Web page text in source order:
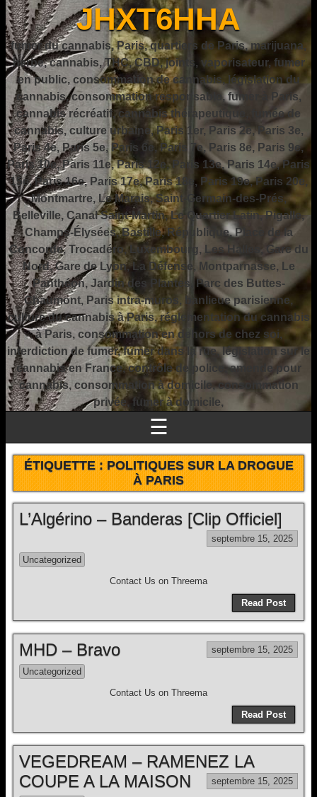
JHXT6HHA
fumer du cannabis, Paris, quartiers de Paris, marijuana,
herbe, cannabis, THC, CBD, joints, vaporisateur, fumer
en public, consommation de cannabis, législation du
cannabis, consommation responsable, fumer à Paris,
cannabis récréatif, cannabis thérapeutique, fumée de
cannabis, culture urbaine, Paris 1er, Paris 2e, Paris 3e,
Paris 4e, Paris 5e, Paris 6e, Paris 7e, Paris 8e, Paris 9e,
Paris 10e, Paris 11e, Paris 12e, Paris 13e, Paris 14e, Paris
15e, Paris 16e, Paris 17e, Paris 18e, Paris 19e, Paris 20e,
Montmartre, Le Marais, Saint-Germain-des-Prés,
Belleville, Canal Saint-Martin, Le Quartier Latin, Pigalle,
Champs-Élysées, Bastille, République, Place de la
Concorde, Trocadéro, Luxembourg, Les Halles, Gare du
Nord, Gare de Lyon, La Défense, Montparnasse, Le
Panthéon, Jardin des Plantes, Parc des Buttes-
Chaumont, Paris intra-muros, banlieue parisienne,
culture du cannabis à Paris, réglementation du cannabis
à Paris, consommation en dehors de chez soi,
interdiction de fumer, fumer dans la rue, législation sur le
cannabis en France, contrôle de police, amende pour
cannabis, consommation à domicile, consommation
privée, fumer à domicile,
☰
ÉTIQUETTE :POLITIQUES SUR LA DROGUE
À PARIS
L’Algérino – Banderas [Clip Officiel]
septembre 15, 2025
Uncategorized
Contact Us on Threema
Read Post
MHD – Bravo septembre 15, 2025
Uncategorized
Contact Us on Threema
Read Post
VEGEDREAM – RAMENEZ LA
COUPE A LA MAISON
septembre 15, 2025